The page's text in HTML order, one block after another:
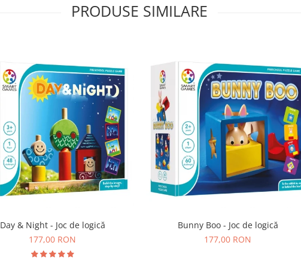
PRODUSE SIMILARE
Day & Night - Joc de logică
177,00 RON
Bunny Boo - Joc de logică
177,00 RON